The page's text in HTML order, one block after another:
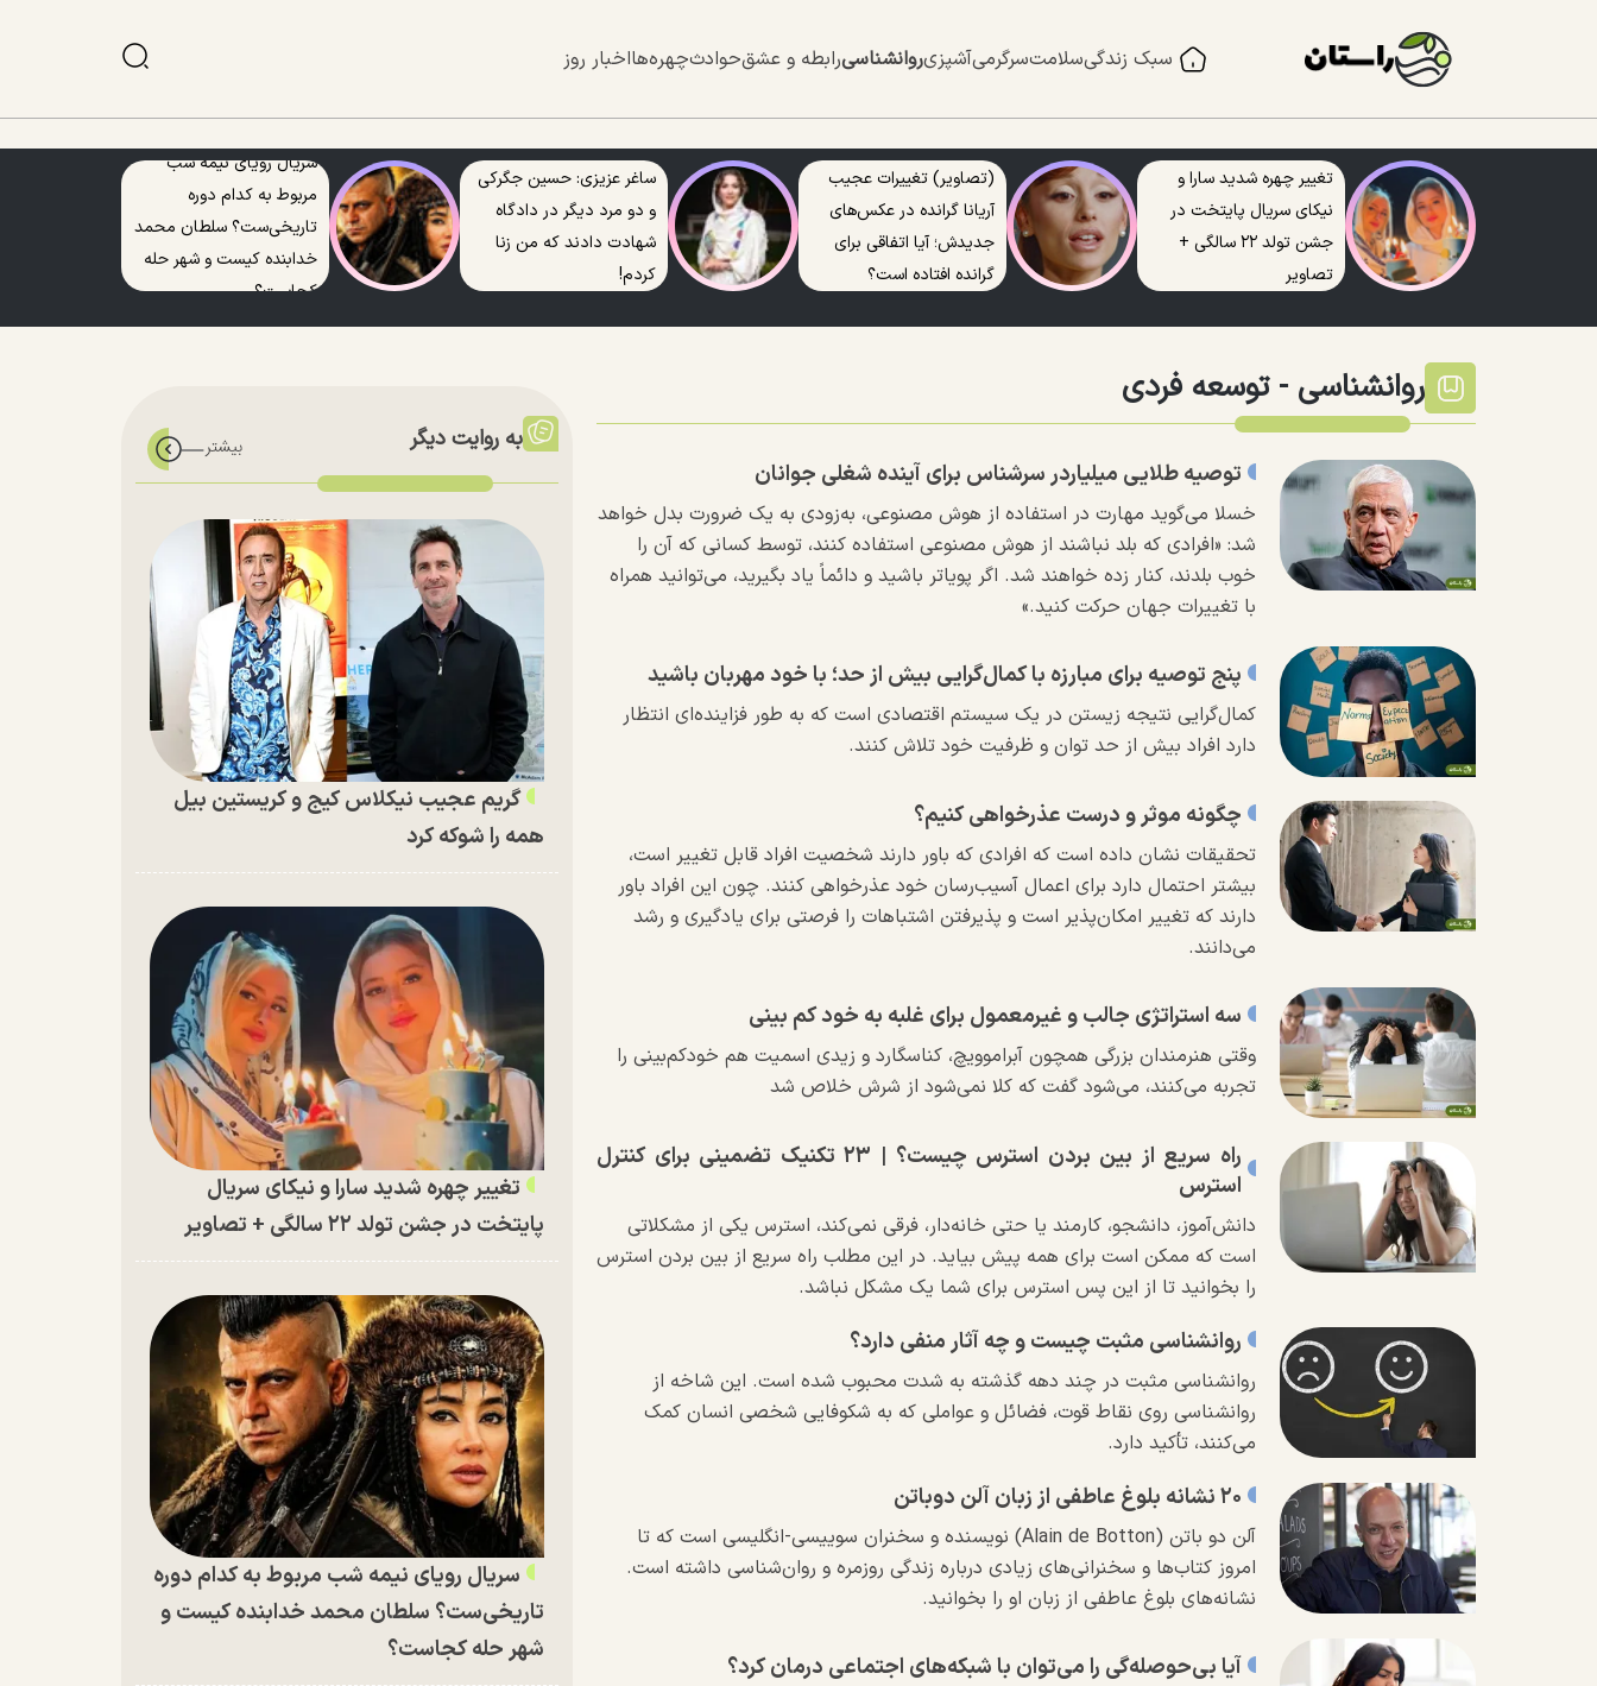
سبک زندگیسلامتسرگرمیآشپزیروانشناسیرابطه و عشقحوادثچهره‌هااخبار روز
تغییر چهره شدید سارا و
نیکای سریال پایتخت در
جشن تولد ۲۲ سالگی +
تصاویر
(تصاویر) تغییرات عجیب
آریانا گرانده در عکس‌های
جدیدش؛ آیا اتفاقی برای
گرانده افتاده است؟
ساغر عزیزی: حسین جگرکی
و دو مرد دیگر در دادگاه
شهادت دادند که من زنا
کردم!
سریال رویای نیمه شب
مربوط به کدام دوره
تاریخی‌ست؟ سلطان محمد
خدابنده کیست و شهر حله
کجاست؟
روانشناسی -توسعه فردی
توصیه طلایی میلیاردر سرشناس برای آینده شغلی جوانان
خسلا می‌گوید مهارت در استفاده از هوش مصنوعی، به‌زودی به یک ضرورت بدل خواهد
شد: «افرادی که بلد نباشند از هوش مصنوعی استفاده کنند، توسط کسانی که آن را
خوب بلدند، کنار زده خواهند شد. اگر پویاتر باشید و دائماً یاد بگیرید، می‌توانید همراه
با تغییرات جهان حرکت کنید.»
پنج توصیه برای مبارزه با کمال‌گرایی بیش‌ از حد؛ با خود مهربان باشید
کمال‌گرایی نتیجه زیستن در یک سیستم اقتصادی است که به طور فزاینده‌ای انتظار
دارد افراد بیش از حد توان و ظرفیت خود تلاش کنند.
چگونه موثر و درست عذرخواهی کنیم؟
تحقیقات نشان داده است که افرادی که باور دارند شخصیت افراد قابل تغییر است،
بیشتر احتمال دارد برای اعمال آسیب‌رسان خود عذرخواهی کنند. چون این افراد باور
دارند که تغییر امکان‌پذیر است و پذیرفتن اشتباهات را فرصتی برای یادگیری و رشد
می‌دانند.
سه استراتژی جالب و غیرمعمول برای غلبه به خود کم بینی
وقتی هنرمندان بزرگی همچون آبراموویچ، کناسگارد و زیدی اسمیت هم خودکم‌بینی را
تجربه می‌کنند، می‌شود گفت که کلا نمی‌شود از شرش خلاص شد
راه سریع از بین بردن استرس چیست؟ | ۲۳ تکنیک تضمینی برای کنترل
استرس
دانش‌آموز، دانشجو، کارمند یا حتی خانه‌دار، فرقی نمی‌کند، استرس یکی از مشکلاتی
است که ممکن است برای همه پیش بیاید. در این مطلب راه سریع از بین بردن استرس
را بخوانید تا از این پس استرس برای شما یک مشکل نباشد.
روانشناسی مثبت چیست و چه آثار منفی دارد؟
روانشناسی مثبت در چند دهه گذشته به شدت محبوب شده است. این شاخه از
روانشناسی روی نقاط قوت، فضائل و عواملی که به شکوفایی شخصی انسان کمک
می‌کنند، تأکید دارد.
۲۰ نشانه بلوغ عاطفی از زبان آلن دوباتن
آلن دو باتن (Alain de Botton) نویسنده و سخنران سوییسی-انگلیسی است که تا
امروز کتاب‌ها و سخنرانی‌های زیادی درباره زندگی روزمره و روان‌شناسی داشته است.
نشانه‌های بلوغ عاطفی از زبان او را بخوانید.
آیا بی‌حوصله‌گی را می‌توان با شبکه‌های اجتماعی درمان کرد؟
به روایت دیگر
گریم عجیب نیکلاس کیج و کریستین بیل
همه را شوکه کرد
تغییر چهره شدید سارا و نیکای سریال
پایتخت در جشن تولد ۲۲ سالگی + تصاویر
سریال رویای نیمه شب مربوط به کدام دوره
تاریخی‌ست؟ سلطان محمد خدابنده کیست و
شهر حله کجاست؟